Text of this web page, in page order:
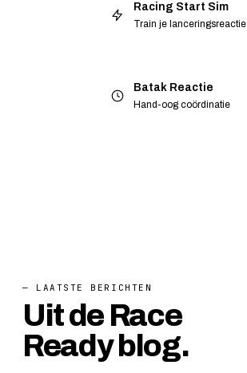
Racing Start Sim
Train je lanceringsreactie
Batak Reactie
Hand-oog coördinatie
— LAATSTE BERICHTEN
Uit de Race
Ready blog.